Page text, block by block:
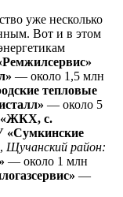
уже несколько
Вот и в этом
— около 1,5 млн
тепловые
— около 5
с.
Щучанский район:
— около 1 млн
—